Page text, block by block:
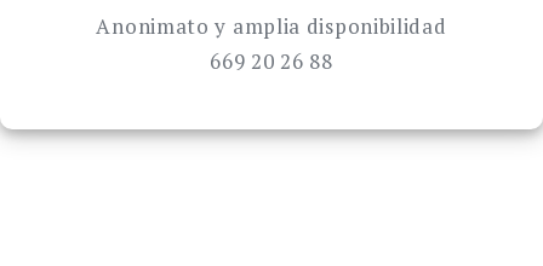
Anonimato y amplia disponibilidad
669 20 26 88